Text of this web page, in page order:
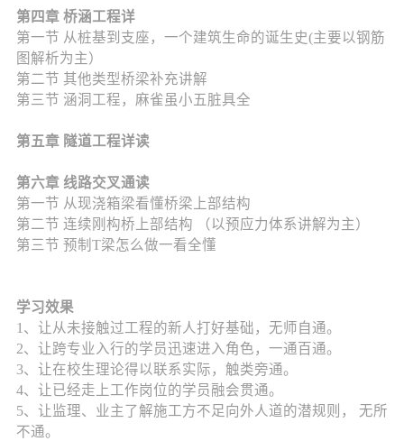
第四章 桥涵工程详
第一节 从桩基到支座，一个建筑生命的诞生史(主要以钢筋
图解析为主）
第二节 其他类型桥梁补充讲解
第三节 涵洞工程，麻雀虽小五脏具全
第五章 隧道工程详读
第六章 线路交叉通读
第一节 从现浇箱梁看懂桥梁上部结构
第二节 连续刚构桥上部结构 （以预应力体系讲解为主）
第三节 预制T梁怎么做一看全懂
学习效果
1、让从未接触过工程的新人打好基础，无师自通。
2、让跨专业入行的学员迅速进入角色，一通百通。
3、让在校生理论得以联系实际，触类旁通。
4、让已经走上工作岗位的学员融会贯通。
5、让监理、业主了解施工方不足向外人道的潜规则， 无所
不通。